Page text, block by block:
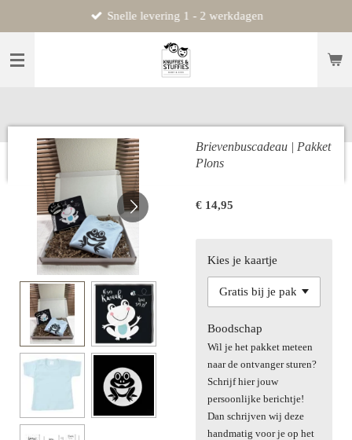
direct
naar
Snelle levering 1 - 2 werkdagen
Brievenbuscadeau | Pakket
Plons
€ 14,95
Kies je kaartje
Boodschap
Wil je het pakket meteen
naar de ontvanger sturen?
Schrijf hier jouw
persoonlijke berichtje!
Dan schrijven wij deze
handmatig voor je op het